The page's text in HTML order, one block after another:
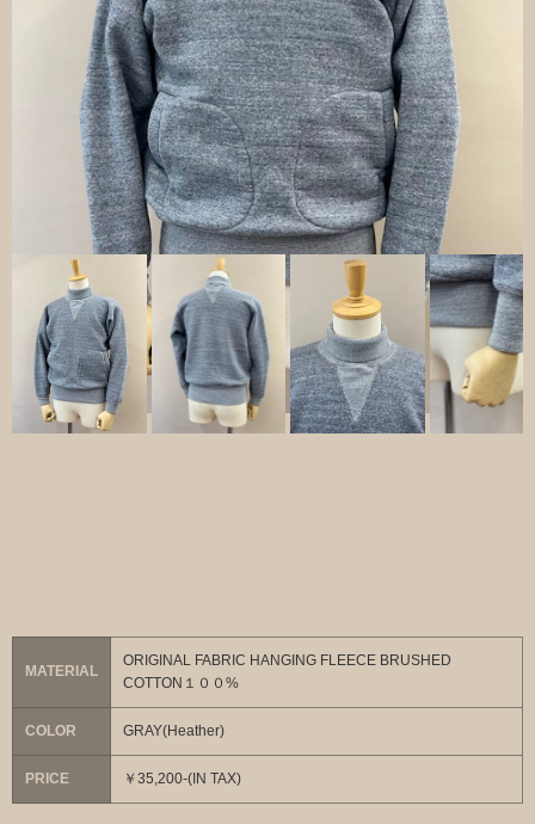
MATERIAL
ORIGINAL FABRIC HANGING FLEECE BRUSHED
COTTON１００%
COLOR GRAY(Heather)
PRICE ￥35,200-(IN TAX)